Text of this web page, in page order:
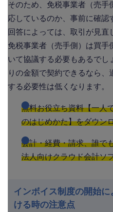
そのため、免税事業者（売
応しているのか、事前に確認
回答によっては、取引が見直
免税事業者（売手側）は買手
いて協議する必要もあるでし
りの金額で契約できるなら
する必要性は低くなります。
無料お役立ち資料【一人
のはじめかた】をダウン
会計・経費・請求、誰で
法人向けクラウド会計ソ
インボイス制度の開始
ける時の注意点